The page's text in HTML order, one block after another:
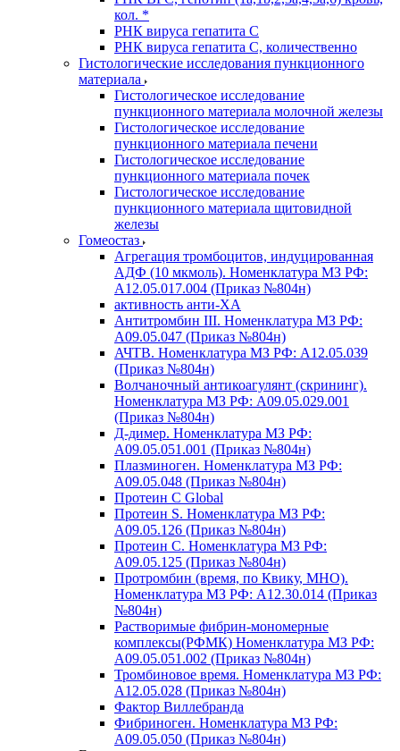
кол. *
РНК вируса гепатита C
РНК вируса гепатита C, количественно
Гистологические исследования пункционного
материала
Гистологическое исследование
пункционного материала молочной железы
Гистологическое исследование
пункционного материала печени
Гистологическое исследование
пункционного материала почек
Гистологическое исследование
пункционного материала щитовидной
железы
Гомеостаз
Агрегация тромбоцитов, индуцированная
АДФ (10 мкмоль). Номенклатура МЗ РФ:
A12.05.017.004 (Приказ №804н)
активность анти-ХА
Антитромбин III. Номенклатура МЗ РФ:
A09.05.047 (Приказ №804н)
АЧТВ. Номенклатура МЗ РФ: A12.05.039
(Приказ №804н)
Волчаночный антикоагулянт (скрининг).
Номенклатура МЗ РФ: A09.05.029.001
(Приказ №804н)
Д-димер. Номенклатура МЗ РФ:
A09.05.051.001 (Приказ №804н)
Плазминоген. Номенклатура МЗ РФ:
A09.05.048 (Приказ №804н)
Протеин C Global
Протеин S. Номенклатура МЗ РФ:
A09.05.126 (Приказ №804н)
Протеин С. Номенклатура МЗ РФ:
A09.05.125 (Приказ №804н)
Протромбин (время, по Квику, МНО).
Номенклатура МЗ РФ: A12.30.014 (Приказ
№804н)
Растворимые фибрин-мономерные
комплексы(РФМК) Номенклатура МЗ РФ:
A09.05.051.002 (Приказ №804н)
Тромбиновое время. Номенклатура МЗ РФ:
A12.05.028 (Приказ №804н)
Фактор Виллебранда
Фибриноген. Номенклатура МЗ РФ:
A09.05.050 (Приказ №804н)